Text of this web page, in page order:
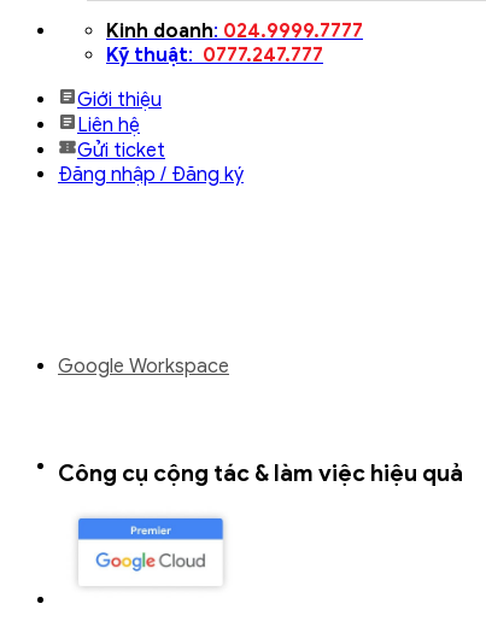
dung
Kinh doanh: 024.9999.7777
Kỹ thuật: 0777.247.777
Giới thiệu
Liên hệ
Gửi ticket
Đăng nhập / Đăng ký
Google Workspace
Công cụ cộng tác & làm việc hiệu quả